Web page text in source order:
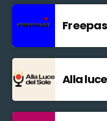
Alla